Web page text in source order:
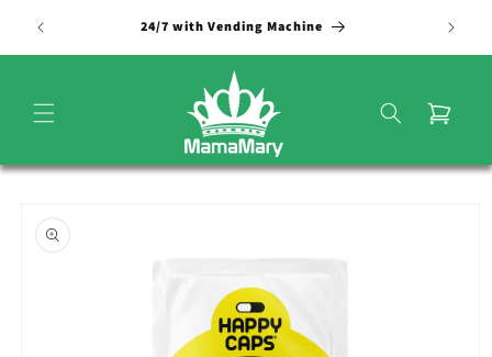
direttamente
24/7 with Vending Machine
Carrello
informazioni
sul
prodotto